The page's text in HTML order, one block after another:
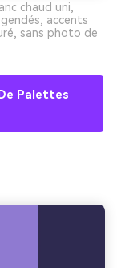
chaud uni,
accents
sans photo de
Palettes